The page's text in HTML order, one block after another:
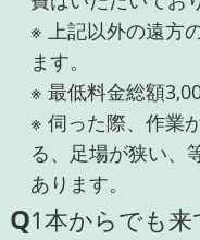
※ 上記以外の遠方
ます。
※ 最低料金総額
※ 伺った際、作業
る、足場が狭い、
あります。
Q1本からでも